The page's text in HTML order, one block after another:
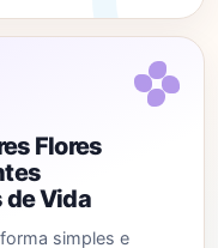
Flores
de Vida
simples e